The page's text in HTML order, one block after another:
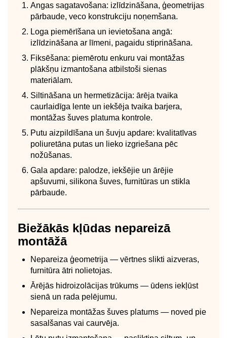
Angas sagatavošana: izlīdzināšana, ģeometrijas
pārbaude, veco konstrukciju noņemšana.
Loga piemērīšana un ievietošana angā:
izlīdzināšana ar līmeni, pagaidu stiprināšana.
Fiksēšana: piemērotu enkuru vai montāžas
plākšņu izmantošana atbilstoši sienas
materiālam.
Siltināšana un hermetizācija: ārēja tvaika
caurlaidīga lente un iekšēja tvaika barjera,
montāžas šuves platuma kontrole.
Putu aizpildīšana un šuvju apdare: kvalitatīvas
poliuretāna putas un lieko izgriešana pēc
nožūšanas.
Gala apdare: palodze, iekšējie un ārējie
apšuvumi, silikona šuves, furnitūras un stikla
pārbaude.
Biežākās kļūdas nepareizā
montāžā
Nepareiza ģeometrija — vērtnes slikti aizveras,
furnitūra ātri nolietojas.
Ārējās hidroizolācijas trūkums — ūdens iekļūst
sienā un rada pelējumu.
Nepareiza montāžas šuves platums — noved pie
sasalšanas vai caurvēja.